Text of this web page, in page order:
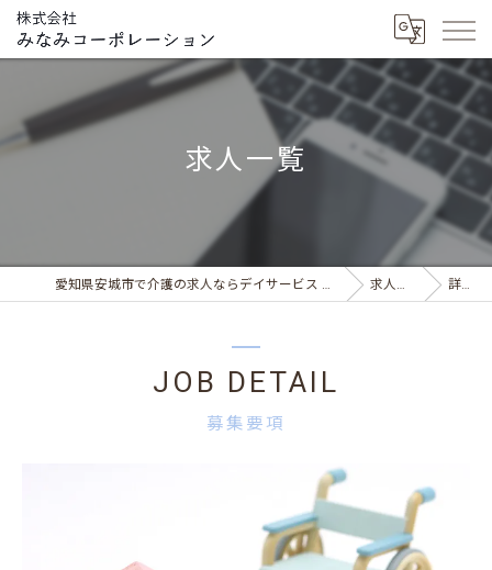
求人一覧
愛知県安城市で介護の求人ならデイサービス みなみの風 求人一覧 詳細
募集要項
JOB DETAIL